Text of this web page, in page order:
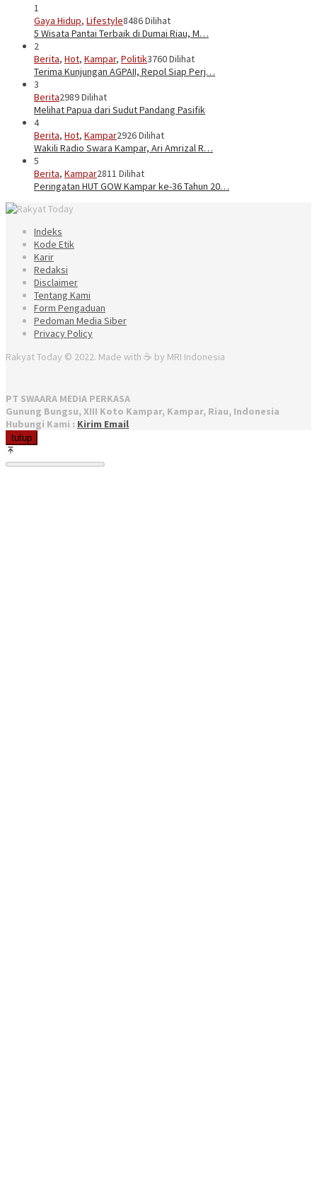
1
Gaya Hidup, Lifestyle8486 Dilihat
5 Wisata Pantai Terbaik di Dumai Riau, M…
2
Berita, Hot, Kampar, Politik3760 Dilihat
Terima Kunjungan AGPAII, Repol Siap Perj…
3
Berita2989 Dilihat
Melihat Papua dari Sudut Pandang Pasifik
4
Berita, Hot, Kampar2926 Dilihat
Wakili Radio Swara Kampar, Ari Amrizal R…
5
Berita, Kampar2811 Dilihat
Peringatan HUT GOW Kampar ke-36 Tahun 20…
Indeks
Kode Etik
Karir
Redaksi
Disclaimer
Tentang Kami
Form Pengaduan
Pedoman Media Siber
Privacy Policy
Rakyat Today © 2022. Made with ☕ by MRI Indonesia
PT SWAARA MEDIA PERKASA
Gunung Bungsu, XIII Koto Kampar, Kampar, Riau, Indonesia
Hubungi Kami : Kirim Email
tutup